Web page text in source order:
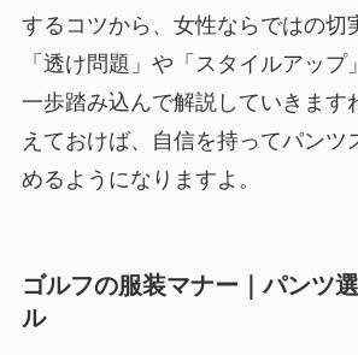
するコツから、女性ならではの切
「透け問題」や「スタイルアップ
一歩踏み込んで解説していきます
えておけば、自信を持ってパンツ
めるようになりますよ。
ゴルフの服装マナー｜パンツ
ル